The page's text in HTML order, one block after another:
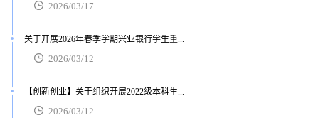
2026/03/17
关于开展2026年春季学期兴业银行学生重...
2026/03/12
【创新创业】关于组织开展2022级本科生...
2026/03/12